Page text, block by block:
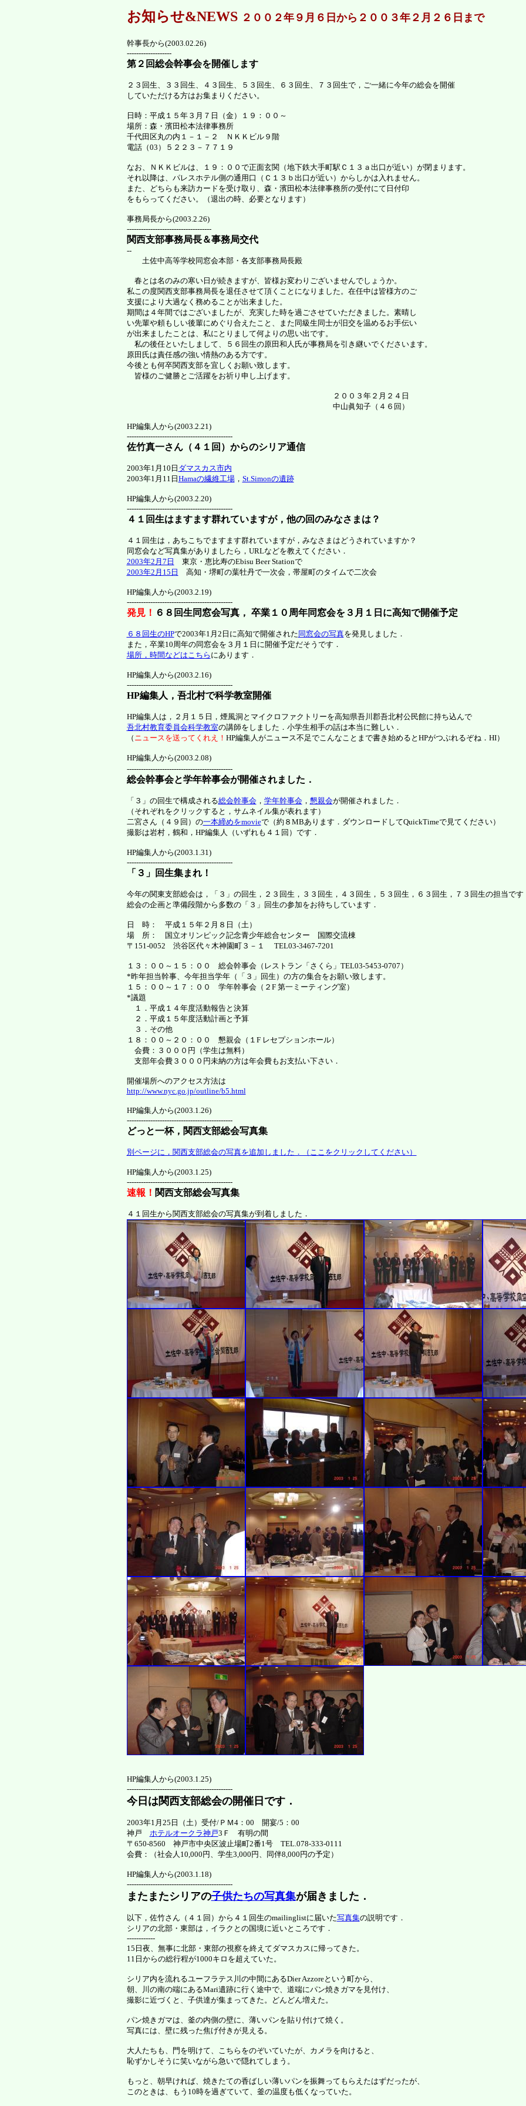
お知らせ&NEWS ２００２年９月６日から２００３年２月２６日まで
幹事長から(2003.02.26)
-------------------
第２回総会幹事会を開催します
２３回生、３３回生、４３回生、５３回生、６３回生、７３回生で，ご一緒に今年の総会を開催
していただける方はお集まりください。
日時：平成１５年３月７日（金）１９：００～
場所：森・濱田松本法律事務所
千代田区丸の内１－１－２ ＮＫＫビル９階
電話（03）５２２３－７７１９
なお、ＮＫＫビルは、１９：００で正面玄関（地下鉄大手町駅Ｃ１３ａ出口が近い）が閉まります。
それ以降は、パレスホテル側の通用口（Ｃ１３ｂ出口が近い）からしかは入れません。
また、どちらも来訪カードを受け取り、森・濱田松本法律事務所の受付にて日付印
をもらってください。（退出の時、必要となります）
事務局長から(2003.2.26)
------------------------------------
関西支部事務局長＆事務局交代
--
土佐中高等学校同窓会本部・各支部事務局長殿
春とは名のみの寒い日が続きますが、皆様お変わりございませんでしょうか。
私この度関西支部事務局長を退任させて頂くことになりました。在任中は皆様方のご
支援により大過なく務めることが出来ました。
期間は４年間ではございましたが、充実した時を過ごさせていただきました。素晴し
い先輩や頼もしい後輩にめぐり合えたこと、また同級生同士が旧交を温めるお手伝い
が出来ましたことは、私にとりまして何よりの思い出です。
私の後任といたしまして、５６回生の原田和人氏が事務局を引き継いでくださいます。
原田氏は責任感の強い情熱のある方です。
今後とも何卒関西支部を宜しくお願い致します。
皆様のご健勝とご活躍をお祈り申し上げます。
２００３年２月２４日
中山眞知子（４６回）
HP編集人から(2003.2.21)
---------------------------------------------
佐竹真一さん（４１回）からのシリア通信
2003年1月10日 ダマスカス市内
2003年1月11日 Hamaの繊維工場， St.Simonの遺跡
HP編集人から(2003.2.20)
---------------------------------------------
４１回生はますます群れていますが，他の回のみなさまは？
４１回生は，あちこちでますます群れていますが，みなさまはどうされていますか？
同窓会など写真集がありましたら，URLなどを教えてください．
2003年2月7日
東京・恵比寿のEbisu Beer Stationで
2003年2月15日
高知・堺町の葉牡丹で一次会，帯屋町のタイムで二次会
HP編集人から(2003.2.19)
---------------------------------------------
発見！ ６８回生同窓会写真， 卒業１０周年同窓会を３月１日に高知で開催予定
６８回生のHPで2003年1月2日に高知で開催された 同窓会の写真を発見しました．
また，卒業10周年の同窓会を３月１日に開催予定だそうです．
場所，時間などはこちら にあります．
HP編集人から(2003.2.16)
---------------------------------------------
HP編集人，吾北村で科学教室開催
HP編集人は，２月１５日，煙風洞とマイクロファクトリーを高知県吾川郡吾北村公民館に持ち込んで
吾北村教育委員会科学教室の講師をしました．小学生相手の話は本当に難しい．
（ ニュースを送ってくれえ！ HP編集人がニュース不足でこんなことまで書き始めるとHPがつぶれるぞね．HI）
HP編集人から(2003.2.08)
---------------------------------------------
総会幹事会と学年幹事会が開催されました．
「３」の回生で構成される総会幹事会， 学年幹事会， 懇親会が開催されました．
（それぞれをクリックすると，サムネイル集が表れます）
二宮さん（４９回）の一本締めをmovieで（約８MBあります．ダウンロードしてQuickTimeで見てください）
撮影は岩村，鶴和，HP編集人（いずれも４１回）です．
HP編集人から(2003.1.31)
---------------------------------------------
「３」回生集まれ！
今年の関東支部総会は，「３」の回生，２３回生，３３回生，４３回生，５３回生，６３回生，７３回生の担当です
総会の企画と準備段階から多数の「３」回生の参加をお待ちしています．
日 時： 平成１５年２月８日（土）
場 所： 国立オリンピック記念青少年総合センター 国際交流棟
〒151-0052 渋谷区代々木神園町３－１ TEL03-3467-7201
１３：００～１５：００ 総会幹事会（レストラン「さくら」TEL03-5453-0707）
*昨年担当幹事、今年担当学年（「３」回生）の方の集合をお願い致します。
１５：００～１７：００ 学年幹事会（２F 第一ミーティング室）
*議題
１．平成１４年度活動報告と決算
２．平成１５年度活動計画と予算
３．その他
１８：００～２０：００ 懇親会（１F レセプションホール）
会費：３０００円（学生は無料）
支部年会費３０００円未納の方は年会費もお支払い下さい．
開催場所へのアクセス方法は
http://www.nyc.go.jp/outline/b5.html
HP編集人から(2003.1.26)
---------------------------------------------
どっと一杯，関西支部総会写真集
別ページに，関西支部総会の写真を追加しました．（ここをクリックしてください）
HP編集人から(2003.1.25)
---------------------------------------------
速報！ 関西支部総会写真集
４１回生から関西支部総会の写真集が到着しました．
HP編集人から(2003.1.25)
---------------------------------------------
今日は関西支部総会の開催日です．
2003年1月25日（土）受付/ＰＭ4：00 開宴/5：00
神戸 ホテルオークラ神戸3Ｆ 有明の間
〒650-8560 神戸市中央区波止場町2番1号 TEL.078-333-0111
会費：（社会人10,000円、学生3,000円、同伴8,000円の予定）
HP編集人から(2003.1.18)
---------------------------------------------
またまたシリアの子供たちの写真集が届きました．
以下，佐竹さん（４１回）から４１回生のmailinglistに届いた写真集の説明です．
シリアの北部・東部は，イラクとの国境に近いところです．
------------
15日夜、無事に北部・東部の視察を終えてダマスカスに帰ってきた。
11日からの総行程が1000キロを超えていた。
シリア内を流れるユーフラテス川の中間にあるDier Azzoreという町から、
朝、川の南の端にあるMari遺跡に行く途中で、道端にパン焼きガマを見付け、
撮影に近づくと、子供達が集まってきた。どんどん増えた。
パン焼きガマは、釜の内側の壁に、薄いパンを貼り付けて焼く。
写真には、壁に残った焦げ付きが見える。
大人たちも、門を明けて、こちらをのぞいていたが、カメラを向けると、
恥ずかしそうに笑いながら急いで隠れてしまう。
もっと、朝早ければ、焼きたての香ばしい薄いパンを振舞ってもらえたはずだったが、
このときは、もう10時を過ぎていて、釜の温度も低くなっていた。